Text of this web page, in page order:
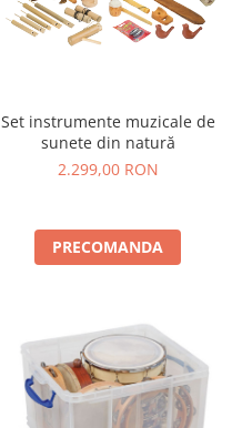
Set instrumente muzicale de
sunete din natură
2.299,00 RON
PRECOMANDA